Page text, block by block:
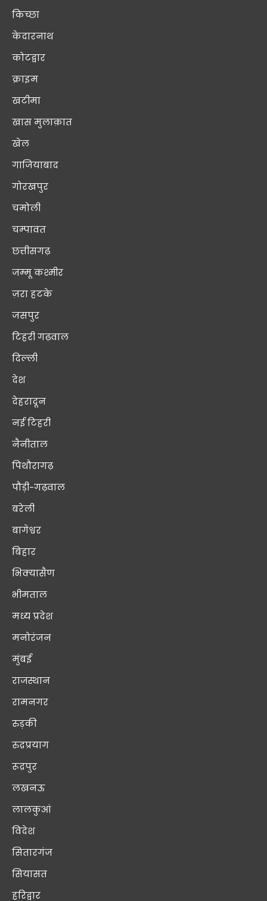
किच्छा
केदारनाथ
कोटद्वार
क्राइम
खटीमा
खास मुलाक़ात
खेल
गाजियाबाद
गोरखपुर
चमोली
चम्पावत
छत्तीसगढ़
जम्मू कश्मीर
ज़रा हटके
जसपुर
टिहरी गढ़वाल
दिल्ली
देश
देहरादून
नई टिहरी
नैनीताल
पिथौरागढ़
पौड़ी-गढ़वाल
बरेली
बागेश्वर
बिहार
भिक्यासैण
भीमताल
मध्य प्रदेश
मनोरंजन
मुंबई
राजस्थान
रामनगर
रुड़की
रुद्रप्रयाग
रूद्रपुर
लखनऊ
लालकुआं
विदेश
सितारगंज
सियासत
हरिद्वार